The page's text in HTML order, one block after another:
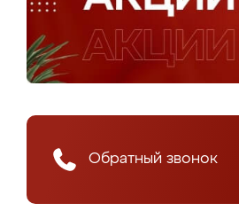
Обратный звонок